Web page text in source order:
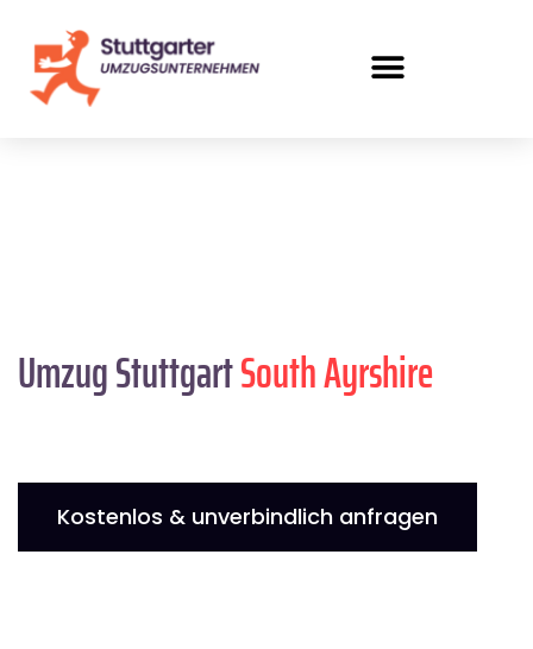
Umzug StuttgartSouth Ayrshire
Kostenlos & unverbindlich anfragen